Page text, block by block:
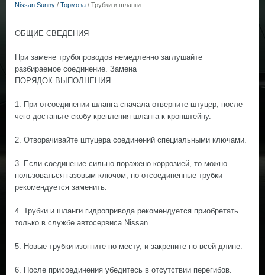
Nissan Sunny / Тормоза / Трубки и шланги
ОБЩИЕ СВЕДЕНИЯ
При замене трубопроводов немедленно заглушайте
разбираемое соединение. Замена
ПОРЯДОК ВЫПОЛНЕНИЯ
1. При отсоединении шланга сначала отверните штуцер, после
чего достаньте скобу крепления шланга к кронштейну.
2. Отворачивайте штуцера соединений специальными ключами.
3. Если соединение сильно поражено коррозией, то можно
пользоваться газовым ключом, но отсоединенные трубки
рекомендуется заменить.
4. Трубки и шланги гидропривода рекомендуется приобретать
только в службе автосервиса Nissan.
5. Новые трубки изогните по месту, и закрепите по всей длине.
6. После присоединения убедитесь в отсутствии перегибов.